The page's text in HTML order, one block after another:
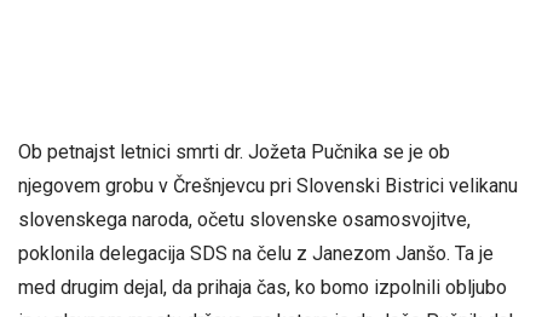
Ob petnajst letnici smrti dr. Jožeta Pučnika se je ob
njegovem grobu v Črešnjevcu pri Slovenski Bistrici velikanu
slovenskega naroda, očetu slovenske osamosvojitve,
poklonila delegacija SDS na čelu z Janezom Janšo. Ta je
med drugim dejal, da prihaja čas, ko bomo izpolnili obljubo